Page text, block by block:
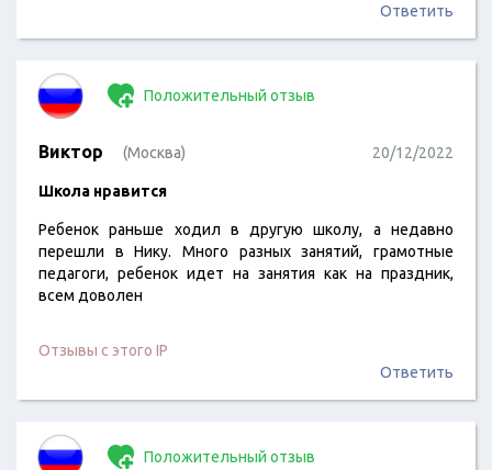
которое очень многие не проходят ... берут всего 30%
Ответить
Положительный отзыв
Виктор (Москва) 20/12/2022
Школа нравится
Ребенок раньше ходил в другую школу, а недавно
перешли в Нику. Много разных занятий, грамотные
педагоги, ребенок идет на занятия как на праздник,
всем доволен
Отзывы с этого IP
Ответить
Положительный отзыв